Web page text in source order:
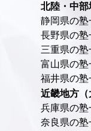
北陸・中
静岡県の塾
長野県の塾
三重県の塾
富山県の塾
福井県の塾
近畿地方
兵庫県の塾
奈良県の塾